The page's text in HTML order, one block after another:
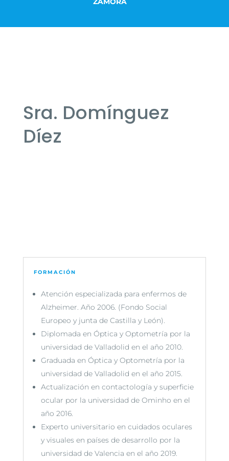
Sra. Domínguez
Díez
FORMACIÓN
Atención especializada para enfermos de
Alzheimer. Año 2006. (Fondo Social
Europeo y junta de Castilla y León).
Diplomada en Óptica y Optometría por la
universidad de Valladolid en el año 2010.
Graduada en Óptica y Optometría por la
universidad de Valladolid en el año 2015.
Actualización en contactología y superficie
ocular por la universidad de Ominho en el
año 2016.
Experto universitario en cuidados oculares
y visuales en países de desarrollo por la
universidad de Valencia en el año 2019.